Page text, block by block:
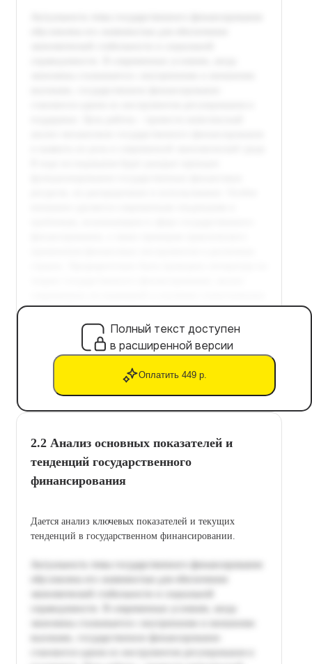
Полный текст доступен
в расширенной версии
Оплатить 449 р.
2.2 Анализ основных показателей и
тенденций государственного
финансирования
Дается анализ ключевых показателей и текущих
тенденций в государственном финансировании.